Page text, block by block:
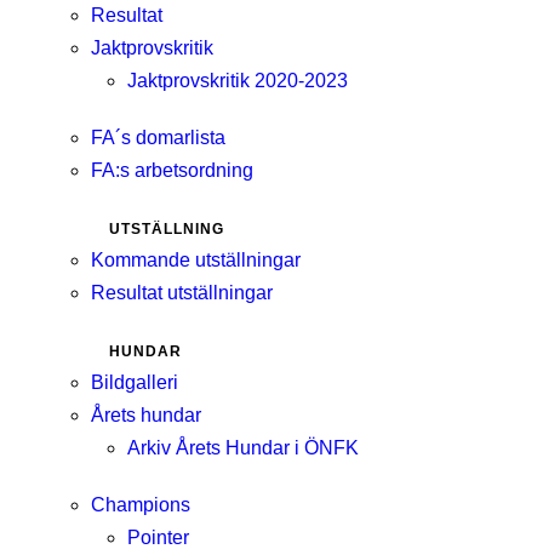
Resultat
Jaktprovskritik
Jaktprovskritik 2020-2023
FA´s domarlista
FA:s arbetsordning
UTSTÄLLNING
Kommande utställningar
Resultat utställningar
HUNDAR
Bildgalleri
Årets hundar
Arkiv Årets Hundar i ÖNFK
Champions
Pointer